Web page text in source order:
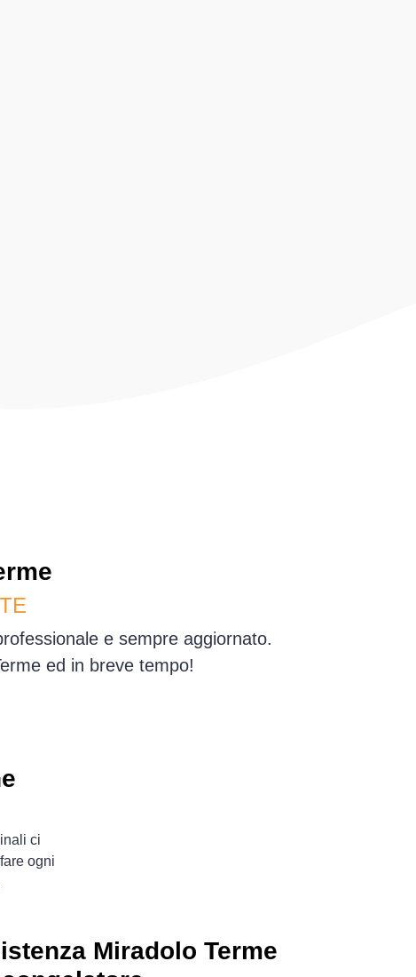
e sempre aggiornato.
ed in breve tempo!
ci
ogni
Miradolo Terme